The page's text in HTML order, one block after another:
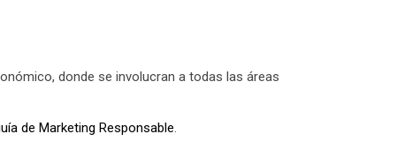
donde se involucran a todas las áreas
de Marketing Responsable.